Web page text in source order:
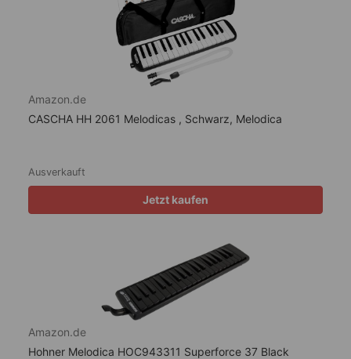
Amazon.de
CASCHA HH 2061 Melodicas , Schwarz, Melodica
Ausverkauft
Jetzt kaufen
Amazon.de
Hohner Melodica HOC943311 Superforce 37 Black